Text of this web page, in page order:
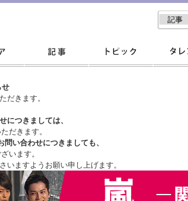
せ
だきます。
につきましては、
だきます。
問い合わせにつきましても、
います。
いますようお願い申し上げます。